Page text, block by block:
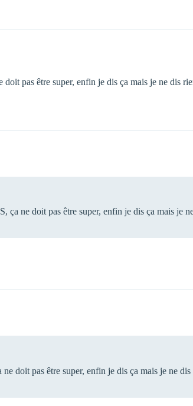
pas être super, enfin je dis ça mais je ne dis
ça ne doit pas être super, enfin je dis ça mais je
doit pas être super, enfin je dis ça mais je ne dis